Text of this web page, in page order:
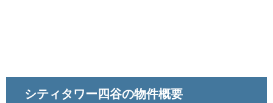
シティタワー四谷の物件概要